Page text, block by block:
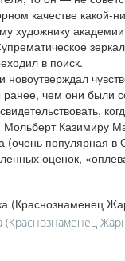
качестве какой-
художнику
в поиск.
чем они были
Мольберт Казимиру
(очень популярная
оценок,
(Краснознаменец